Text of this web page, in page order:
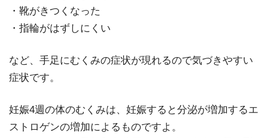
・靴がきつくなった
・指輪がはずしにくい
など、手足にむくみの症状が現れるので気づきやすい
症状です。
妊娠4週の体のむくみは、妊娠すると分泌が増加するエ
ストロゲンの増加によるものですよ。